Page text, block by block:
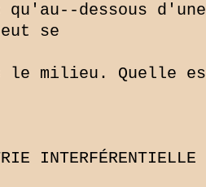
qu'au--dessous
se
le milieu.
INTERFÉRENTIELLE